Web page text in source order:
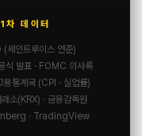
차 데이터
(세인트루이스 연준)
식 발표 · FOMC 의사록
용통계국 (CPI · 실업률)
소(KRX) · 금융감독원
· TradingView